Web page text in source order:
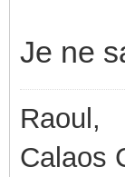
Je ne
Raoul,
Calaos